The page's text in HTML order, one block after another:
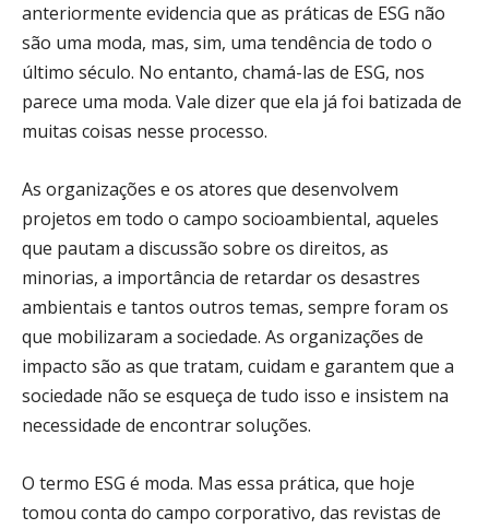
anteriormente evidencia que as práticas de ESG não
são uma moda, mas, sim, uma tendência de todo o
último século. No entanto, chamá-las de ESG, nos
parece uma moda. Vale dizer que ela já foi batizada de
muitas coisas nesse processo.
As organizações e os atores que desenvolvem
projetos em todo o campo socioambiental, aqueles
que pautam a discussão sobre os direitos, as
minorias, a importância de retardar os desastres
ambientais e tantos outros temas, sempre foram os
que mobilizaram a sociedade. As organizações de
impacto são as que tratam, cuidam e garantem que a
sociedade não se esqueça de tudo isso e insistem na
necessidade de encontrar soluções.
O termo ESG é moda. Mas essa prática, que hoje
tomou conta do campo corporativo, das revistas de